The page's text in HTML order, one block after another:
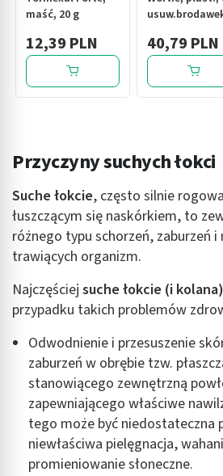
maść, 20 g
12,39 PLN 40,79 PLN
Przyczyny suchych łokci
Suche łokcie, często silnie
łuszczącym się naskórkiem, to
różnego typu schorzeń, zaburzeń
trawiących organizm.
Najczęściej suche łokcie (i kolana)
przypadku takich problemów
Odwodnienie i przesuszenie
zaburzeń w obrębie tzw.
stanowiącego zewnętrzną
zapewniającego właściwe
tego może być niedostateczna
niewłaściwa pielęgnacja,
promieniowanie słoneczne.